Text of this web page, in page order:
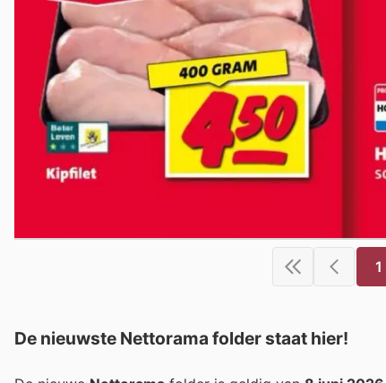
1
De nieuwste Nettorama folder staat hier!